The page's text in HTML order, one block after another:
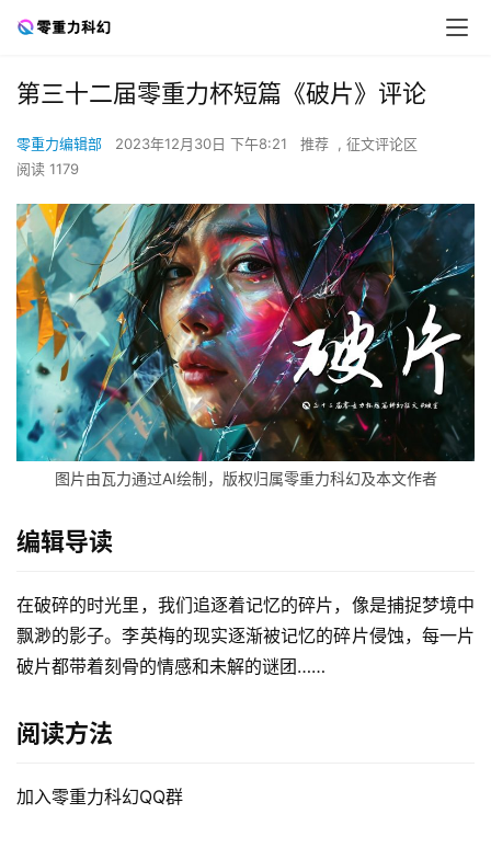
第三十二届零重力杯短篇《破片》评论
零重力编辑部 2023年12月30日 下午8:21 推荐 , 征文评论区
阅读 1179
图片由瓦力通过AI绘制，版权归属零重力科幻及本文作者
编辑导读
在破碎的时光里，我们追逐着记忆的碎片，像是捕捉梦境中
飘渺的影子。李英梅的现实逐渐被记忆的碎片侵蚀，每一片
破片都带着刻骨的情感和未解的谜团……
阅读方法
加入零重力科幻QQ群